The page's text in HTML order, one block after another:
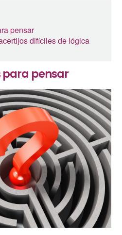
pensar
difíciles de lógica
para pensar